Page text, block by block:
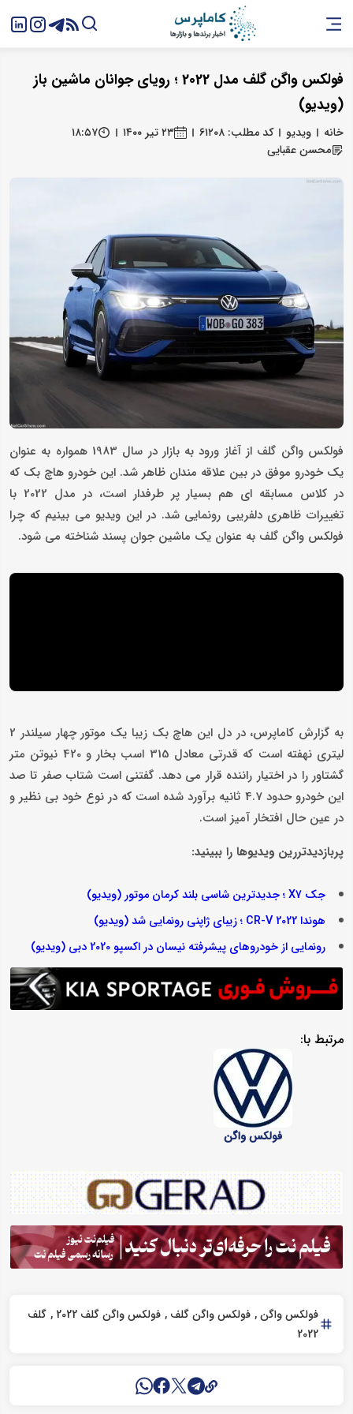
فولکس واگن گلف مدل 2022 ؛ رویای جوانان ماشین باز
(ویدیو)
خانه ویدیو کد مطلب: ۶۱۲۰۸ ۲۳ تیر ۱۴۰۰
۱۸:۵۷
محسن عقبایی
فولکس واگن گلف از آغاز ورود به بازار در سال 1983 همواره به عنوان
یک خودرو موفق در بین علاقه مندان ظاهر شد. این خودرو هاچ بک که
در کلاس مسابقه ای هم بسیار پر طرفدار است، در مدل 2022 با
تغییرات ظاهری دلفریبی رونمایی شد. در این ویدیو می بینیم که چرا
فولکس واگن گلف به عنوان یک ماشین جوان پسند شناخته می شود.
به گزارش کاماپرس، در دل این هاچ بک زیبا یک موتور چهار سیلندر 2
لیتری نهفته است که قدرتی معادل 315 اسب بخار و 420 نیوتن متر
گشتاور را در اختیار راننده قرار می دهد. گفتنی است شتاب صفر تا صد
این خودرو حدود 4.7 ثانیه برآورد شده است که در نوع خود بی نظیر و
در عین حال افتخار آمیز است.
پربازدیدتررین ویدیوها را ببینید:
جک X7 ؛ جدیدترین شاسی بلند کرمان موتور (ویدیو)
هوندا CR-V 2022 ؛ زیبای ژاپنی رونمایی شد (ویدیو)
رونمایی از خودروهای پیشرفته نیسان در اکسپو 2020 دبی (ویدیو)
مرتبط با:
فولکس واگن
فولکس واگن فولکس واگن گلف فولکس واگن گلف 2022
گلف
2022